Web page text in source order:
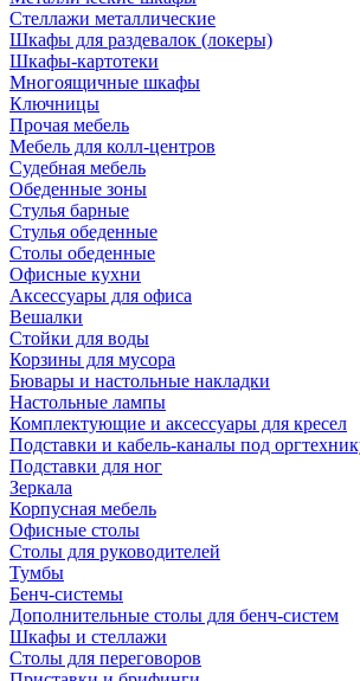
Стеллажи металлические
Шкафы для раздевалок (локеры)
Шкафы-картотеки
Многоящичные шкафы
Ключницы
Прочая мебель
Мебель для колл-центров
Судебная мебель
Обеденные зоны
Стулья барные
Стулья обеденные
Столы обеденные
Офисные кухни
Аксессуары для офиса
Вешалки
Стойки для воды
Корзины для мусора
Бювары и настольные накладки
Настольные лампы
Комплектующие и аксессуары для кресел
Подставки и кабель-каналы под
Подставки для ног
Зеркала
Корпусная мебель
Офисные столы
Столы для руководителей
Тумбы
Бенч-системы
Дополнительные столы для бенч-систем
Шкафы и стеллажи
Столы для переговоров